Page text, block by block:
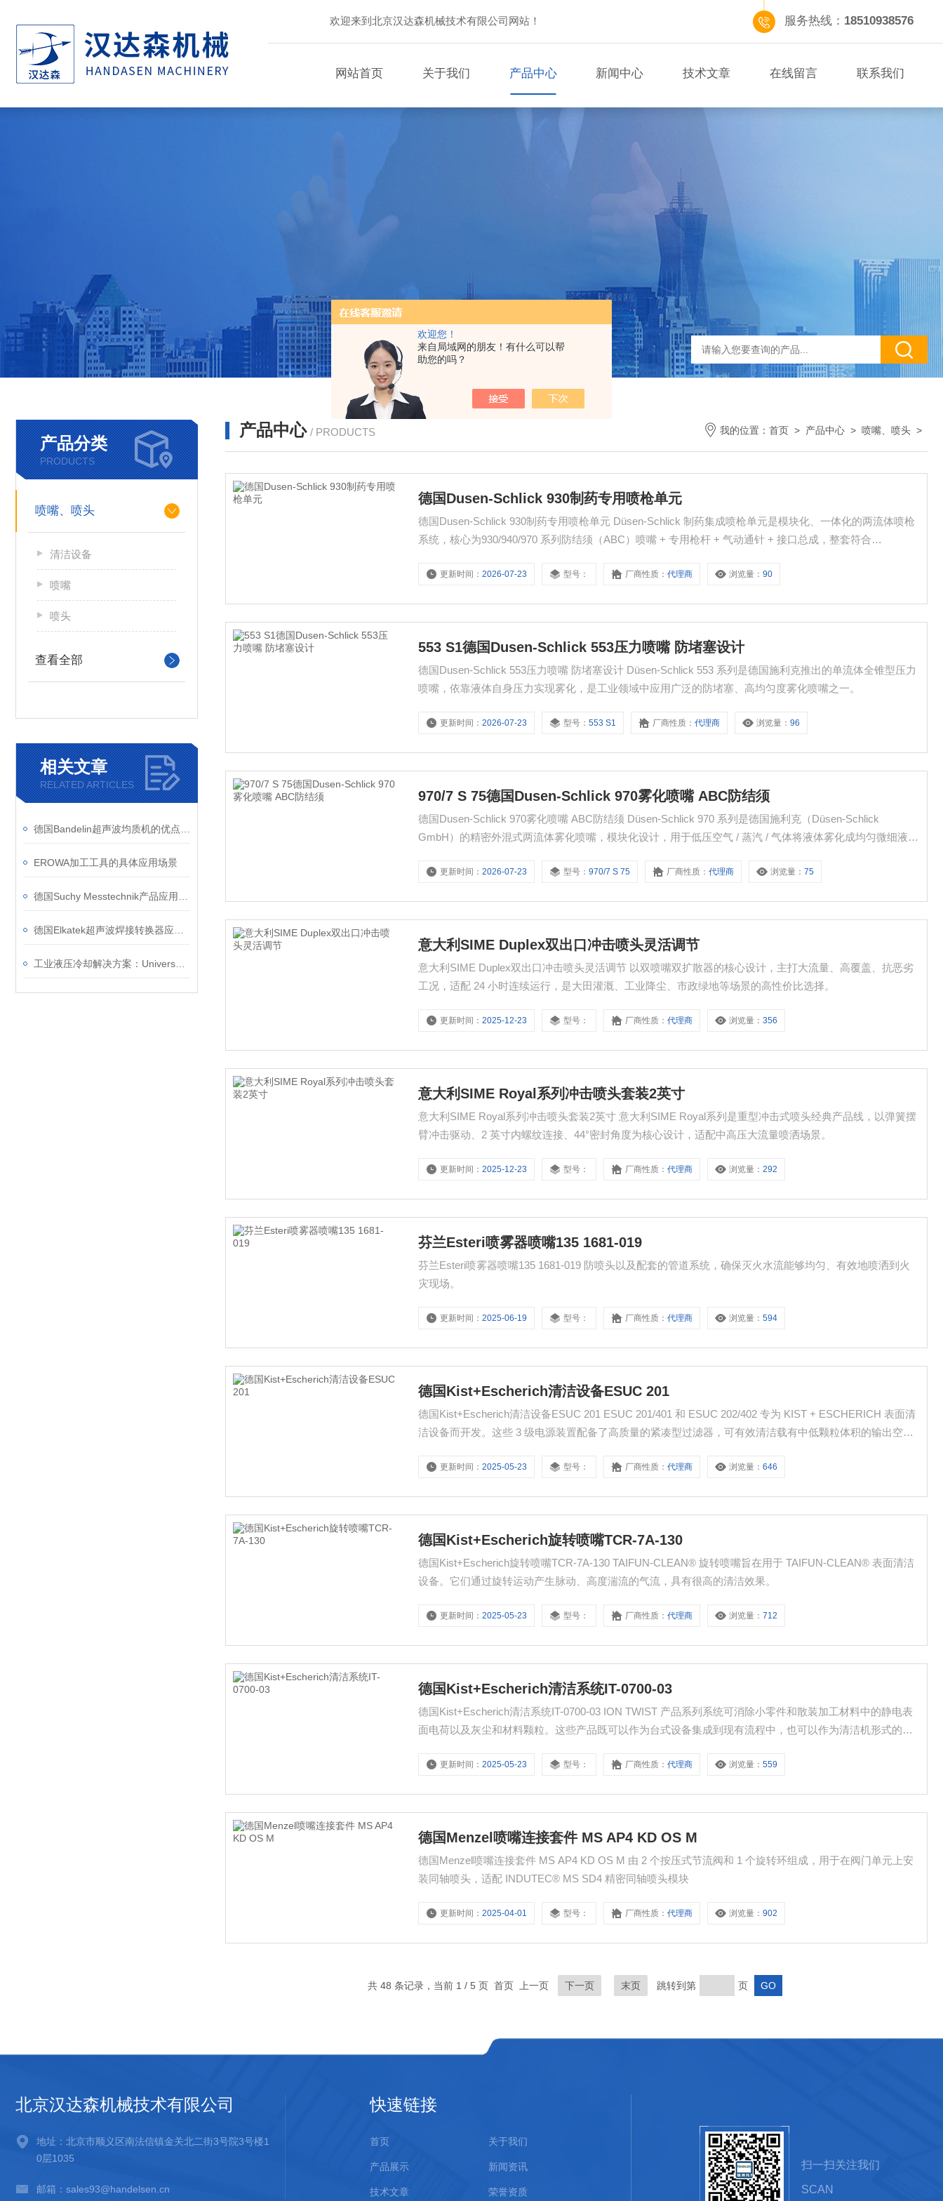
欢迎您！
来自局域网的朋友！有什么可以帮
助您的吗？
欢迎来到北京汉达森机械技术有限公司网站！ 服务热线： 18510938576
网站首页 关于我们 产品中心 新闻中心 技术文章 在线留言 联系我们
产品分类
PRODUCTS
喷嘴、喷头
清洁设备
喷嘴
喷头
查看全部
相关文章
RELATED ARTICLES
EROWA加工工具的具体应用场景
产品中心 / PRODUCTS 我的位置： 首页 > 产品中心 > 喷嘴、喷头 >
德国Dusen-Schlick 930制药专用喷枪单元
德国Dusen-Schlick 930制药专用喷枪单元 Düsen‑Schlick 制药集成喷枪单元是模块化、一体化的两流体喷枪
系统，核心为930/940/970 系列防结须（ABC）喷嘴 + 专用枪杆 + 气动通针 + 接口总成，整套符合
更新时间：2026-07-23 型号： 厂商性质：代理商 浏览量：90
553 S1德国Dusen-Schlick 553压力喷嘴 防堵塞设计
德国Dusen-Schlick 553压力喷嘴 防堵塞设计 Düsen-Schlick 553 系列是德国施利克推出的单流体全锥型压力
喷嘴，依靠液体自身压力实现雾化，是工业领域中应用广泛的防堵塞、高均匀度雾化喷嘴之一。
更新时间：2026-07-23 型号：553 S1 厂商性质：代理商 浏览量：96
970/7 S 75德国Dusen-Schlick 970雾化喷嘴 ABC防结须
德国Dusen-Schlick 970雾化喷嘴 ABC防结须 Düsen‑Schlick 970 系列是德国施利克（Düsen‑Schlick
GmbH）的精密外混式两流体雾化喷嘴，模块化设计，用于低压空气 / 蒸汽 / 气体将液体雾化成均匀微细液滴
更新时间：2026-07-23 型号：970/7 S 75 厂商性质：代理商 浏览量：75
意大利SIME Duplex双出口冲击喷头灵活调节
意大利SIME Duplex双出口冲击喷头灵活调节 以双喷嘴双扩散器的核心设计，主打大流量、高覆盖、抗恶劣
工况，适配 24 小时连续运行，是大田灌溉、工业降尘、市政绿地等场景的高性价比选择。
更新时间：2025-12-23 型号： 厂商性质：代理商 浏览量：356
意大利SIME Royal系列冲击喷头套装2英寸
意大利SIME Royal系列冲击喷头套装2英寸 意大利SIME Royal系列是重型冲击式喷头经典产品线，以弹簧摆
臂冲击驱动、2 英寸内螺纹连接、44°密封角度为核心设计，适配中高压大流量喷洒场景。
更新时间：2025-12-23 型号： 厂商性质：代理商 浏览量：292
芬兰Esteri喷雾器喷嘴135 1681-019
芬兰Esteri喷雾器喷嘴135 1681-019 防喷头以及配套的管道系统，确保灭火水流能够均匀、有效地喷洒到火
灾现场。
更新时间：2025-06-19 型号： 厂商性质：代理商 浏览量：594
德国Kist+Escherich清洁设备ESUC 201
德国Kist+Escherich清洁设备ESUC 201 ESUC 201/401 和 ESUC 202/402 专为 KIST + ESCHERICH 表面清
洁设备而开发。这些 3 级电源装置配备了高质量的紧凑型过滤器，可有效清洁载有中低颗粒体积的输出空
更新时间：2025-05-23 型号： 厂商性质：代理商 浏览量：646
德国Kist+Escherich旋转喷嘴TCR-7A-130
德国Kist+Escherich旋转喷嘴TCR-7A-130 TAIFUN-CLEAN® 旋转喷嘴旨在用于 TAIFUN-CLEAN® 表面清洁
设备。它们通过旋转运动产生脉动、高度湍流的气流，具有很高的清洁效果。
更新时间：2025-05-23 型号： 厂商性质：代理商 浏览量：712
德国Kist+Escherich清洁系统IT-0700-03
德国Kist+Escherich清洁系统IT-0700-03 ION TWIST 产品系列系统可消除小零件和散装加工材料中的静电表
面电荷以及灰尘和材料颗粒。这些产品既可以作为台式设备集成到现有流程中，也可以作为清洁机形式的完
更新时间：2025-05-23 型号： 厂商性质：代理商 浏览量：559
德国Menzel喷嘴连接套件 MS AP4 KD OS M
德国Menzel喷嘴连接套件 MS AP4 KD OS M 由 2 个按压式节流阀和 1 个旋转环组成，用于在阀门单元上安
装同轴喷头，适配 INDUTEC® MS SD4 精密同轴喷头模块
更新时间：2025-04-01 型号： 厂商性质：代理商 浏览量：902
共 48 条记录，当前 1 / 5 页 首页 上一页 下一页 末页 跳转到第 页
北京汉达森机械技术有限公司
地址：北京市顺义区南法信镇金关北二街3号院3号楼1
0层1035
邮箱：sales93@handelsen.cn
快速链接
首页 关于我们
产品展示 新闻资讯
技术文章 荣誉资质
扫一扫关注我们
SCAN